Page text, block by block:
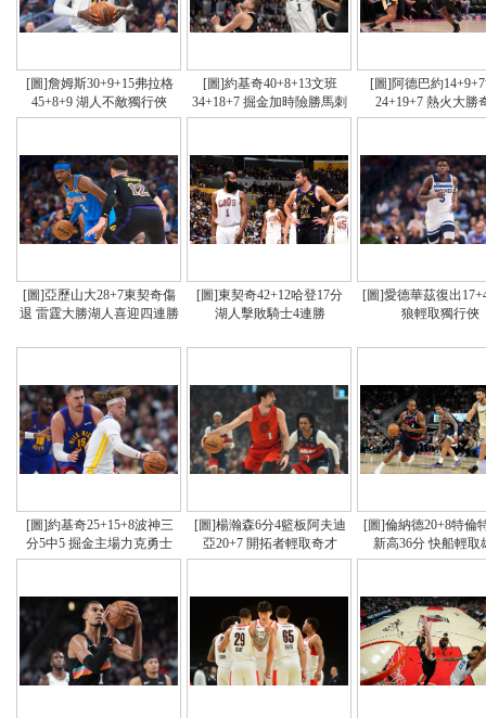
[圖]詹姆斯30+9+15弗拉格
45+8+9 湖人不敵獨行俠
[圖]約基奇40+8+13文班
34+18+7 掘金加時險勝馬刺
[圖]阿德巴約
24+19+7 熱火大勝
[圖]亞歷山大28+7東契奇傷
退 雷霆大勝湖人喜迎四連勝
[圖]東契奇42+12哈登17分
湖人擊敗騎士4連勝
[圖]愛德華茲復出
狼輕取獨行俠
[圖]約基奇25+15+8波神三
分5中5 掘金主場力克勇士
[圖]楊瀚森6分4籃板阿夫迪
亞20+7 開拓者輕取奇才
[圖]倫納德20+8特倫
新高36分 快船輕取